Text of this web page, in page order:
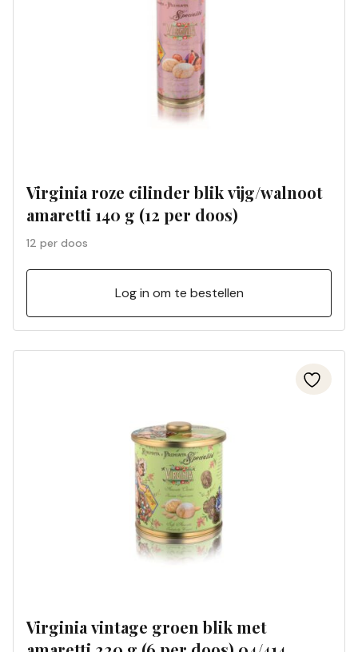
Virginia roze cilinder blik vijg/walnoot
amaretti 140 g (12 per doos)
12 per doos
Log in om te bestellen
Virginia vintage groen blik met